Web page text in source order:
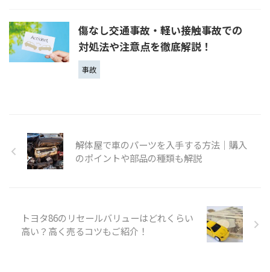
傷なし交通事故・軽い接触事故での
対処法や注意点を徹底解説！
事故
解体屋で車のパーツを入手する方法│購入
のポイントや部品の種類も解説
トヨタ86のリセールバリューはどれくらい
高い？高く売るコツもご紹介！